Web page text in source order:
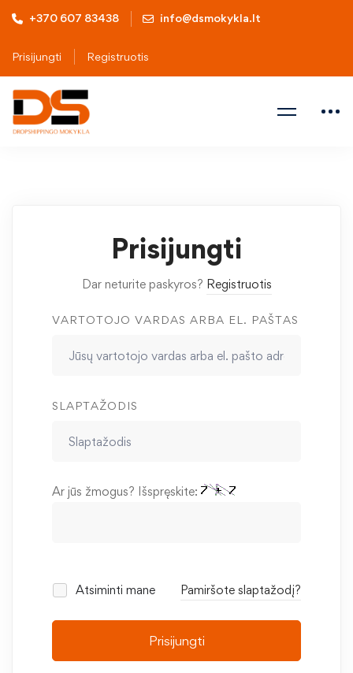
+370 607 83438 info@dsmokykla.lt
Prisijungti Registruotis
Prisijungti
Dar neturite paskyros? Registruotis
VARTOTOJO VARDAS ARBA EL. PAŠTAS
SLAPTAŽODIS
Ar jūs žmogus? Išspręskite:
Atsiminti mane Pamiršote slaptažodį?
Prisijungti